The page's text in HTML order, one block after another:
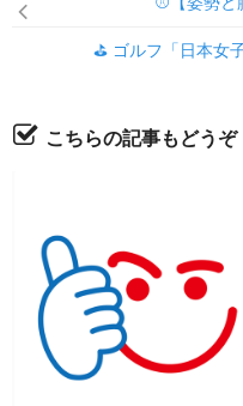
⛳ ゴルフ「日本女
こちらの記事もどうぞ